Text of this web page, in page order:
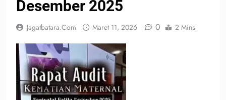
Desember 2025
Jagatbatara.com Maret 11, 2026 0 2 Mins